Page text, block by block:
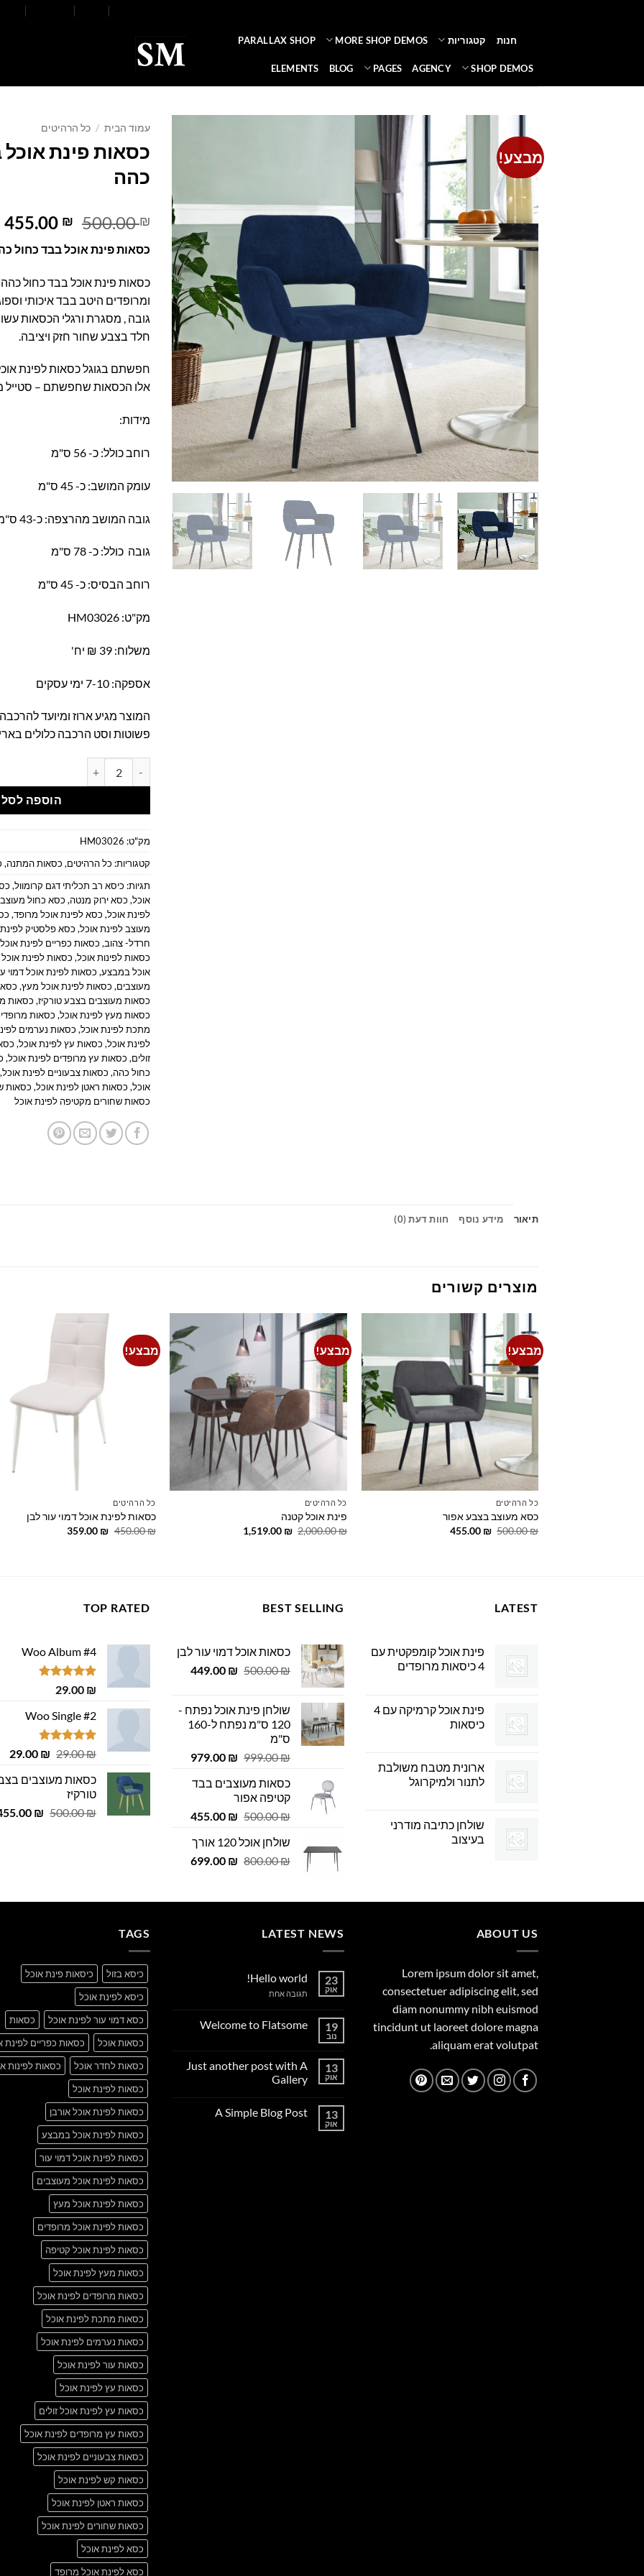
חנות קטגוריות MORE SHOP DEMOS
PARALLAX SHOP
SHOP DEMOS
AGENCY
PAGES
BLOG
ELEMENTS
מבצע!
עמוד הבית / כל הרהיטים
כסאות פינת
כהה
500.00₪
המחיר
היה:
500.00 ₪.
455.00 ₪
כסאות פינת אוכל בבד כחול
כסאות פינת אוכל בבד כחול
ומרופדים היטב בבד איכותי
גובה , מסגרת ורגלי הכסאות
חלד בצבע שחור חזק ויציבה.
חפשתם בגוגל כסאות לפינת
אלו הכסאות שחפשתם – סטייל
מידות:
רוחב כולל: כ- 56 ס"מ
עומק המושב: כ- 45 ס"מ
גובה המושב מהרצפה: כ-43 ס"מ
גובה כולל: כ- 78 ס"מ
רוחב הבסיס: כ- 45 ס"מ
מק"ט: HM03026
משלוח: 39 ₪ יח'
אספקה: 7-10 ימי עסקים
המוצר מגיע ארוז ומיועד
פשוטות וסט הרכבה כלולים
הוספה לסל
מק"ט: HM03026
קטגוריות: כל הרהיטים, כסאות המתנה,
תגיות: כיסא רב תכליתי דגם קרומוול,
אוכל, כסא ירוק מנטה, כסא כחול
לפינת אוכל, כסא לפינת אוכל מרופד,
מעוצב לפינת אוכל, כסא פלסטיק
חרדל- צהוב, כסאות כפריים לפינת אוכל
כסאות לפינות אוכל, כסאות לפינת אוכל
אוכל במבצע, כסאות לפינת אוכל דמוי
מעוצבים, כסאות לפינת אוכל מעץ,
כסאות מעוצבים בצבע טורקיז, כסאות
כסאות מעץ לפינת אוכל, כסאות
מתכת לפינת אוכל, כסאות נערמים
לפינת אוכל, כסאות עץ לפינת אוכל,
זולים, כסאות עץ מרופדים לפינת אוכל,
כחול כהה, כסאות צבעוניים לפינת אוכל,
אוכל, כסאות ראטן לפינת אוכל, כסאות
כסאות שחורים מקטיפה לפינת אוכל
תיאור מידע נוסף חוות דעת (0)
מוצרים קשורים
מבצע!
wishlist
כל הרהיטים
כסא מעוצב בצבע אפור
500.00₪
המחיר
455.00 ₪
המחיר
מבצע!
Add to
wishlist
כל הרהיטים
פינת אוכל קטנה
2,000.00₪
המחיר
1,519.00 ₪
מבצע!
כל הרהיטים
כסאות לפינת אוכל דמוי עור לבן
450.00₪
המחיר
359.00 ₪
המחיר
LATEST
פינת אוכל קומפקטית עם
4 כיסאות מרופדים
פינת אוכל קרמיקה עם 4
כיסאות
ארונית מטבח משולבת
לתנור ולמיקרוגל
שולחן כתיבה מודרני
בעיצוב
BEST SELLING
כסאות אוכל דמוי עור לבן
500.00₪
המחיר
500.00 ₪.
449.00 ₪
המחיר
449.00 ₪.שולחן פינת אוכל נפתח -
120 ס"מ נפתח ל-160
ס"מ
999.00₪
המחיר
היה:
999.00 ₪.
979.00 ₪
המחיר
כסאות מעוצבים בבד
קטיפה אפור
500.00₪
המחיר
היה:
500.00 ₪.
455.00 ₪
המחיר
455.00 ₪.
שולחן אוכל 120 אורך
800.00₪
המחיר
800.00 ₪.
699.00 ₪
המחיר
699.00 ₪.
TOP RATED
Woo Album #4
דורג5.00
29.00 ₪
Woo Single #2
דורג4.75
29.00₪
המחיר
היה:
29.00 ₪
כסאות מעוצבים
טורקיז
500.00₪
המחיר
₪
ABOUT US
Lorem ipsum dolor sit amet,
consectetuer adipiscing elit, sed
diam nonummy nibh euismod
tincidunt ut laoreet dolore magna
aliquam erat volutpat.
LATEST NEWS
23
אוק
Hello world!
תגובה אחתעל
19
נוב
Welcome to Flatsome
Welcome
to
Flatsome
13
אוק
Just another post with A
Gallery
על
13
אוק
A Simple Blog Post
TAGS
כיסא בזול
כיסאות פינת אוכל
כיסא לפינת אוכל
כסא דמוי עור לפינת אוכל
כסאות
כסאות אוכל
כסאות כפריים לפינת
כסאות לחדר אוכל
כסאות לפינות
כסאות לפינת אוכל
כסאות לפינת אוכל אורבן
כסאות לפינת אוכל במבצע
כסאות לפינת אוכל דמוי עור
כסאות לפינת אוכל מעוצבים
כסאות לפינת אוכל מעץ
כסאות לפינת אוכל מרופדים
כסאות לפינת אוכל קטיפה
כסאות מעץ לפינת אוכל
כסאות מרופדים לפינת אוכל
כסאות מתכת לפינת אוכל
כסאות נערמים לפינת אוכל
כסאות עור לפינת אוכל
כסאות עץ לפינת אוכל
כסאות עץ לפינת אוכל זולים
כסאות עץ מרופדים לפינת אוכל
כסאות צבעוניים לפינת אוכל
כסאות קש לפינת אוכל
כסאות ראטן לפינת אוכל
כסאות שחורים לפינת אוכל
כסא לפינת אוכל
כסא לפינת אוכל מרופד